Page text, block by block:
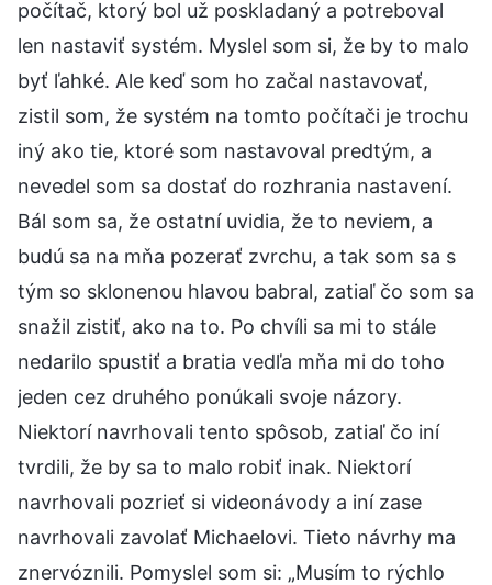
počítač, ktorý bol už poskladaný a potreboval
len nastaviť systém. Myslel som si, že by to malo
byť ľahké. Ale keď som ho začal nastavovať,
zistil som, že systém na tomto počítači je trochu
iný ako tie, ktoré som nastavoval predtým, a
nevedel som sa dostať do rozhrania nastavení.
Bál som sa, že ostatní uvidia, že to neviem, a
budú sa na mňa pozerať zvrchu, a tak som sa s
tým so sklonenou hlavou babral, zatiaľ čo som sa
snažil zistiť, ako na to. Po chvíli sa mi to stále
nedarilo spustiť a bratia vedľa mňa mi do toho
jeden cez druhého ponúkali svoje názory.
Niektorí navrhovali tento spôsob, zatiaľ čo iní
tvrdili, že by sa to malo robiť inak. Niektorí
navrhovali pozrieť si videonávody a iní zase
navrhovali zavolať Michaelovi. Tieto návrhy ma
znervóznili. Pomyslel som si: „Musím to rýchlo